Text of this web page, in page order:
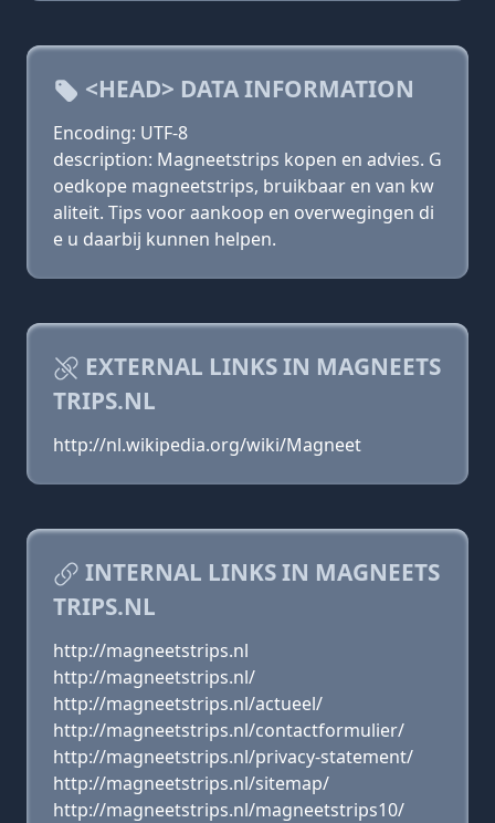
<HEAD> DATA INFORMATION
Encoding: UTF-8
description: Magneetstrips kopen en advies. G
oedkope magneetstrips, bruikbaar en van kw
aliteit. Tips voor aankoop en overwegingen di
e u daarbij kunnen helpen.
EXTERNAL LINKS IN MAGNEETS
TRIPS.NL
http://nl.wikipedia.org/wiki/Magneet
INTERNAL LINKS IN MAGNEETS
TRIPS.NL
http://magneetstrips.nl
http://magneetstrips.nl/
http://magneetstrips.nl/actueel/
http://magneetstrips.nl/contactformulier/
http://magneetstrips.nl/privacy-statement/
http://magneetstrips.nl/sitemap/
http://magneetstrips.nl/magneetstrips10/